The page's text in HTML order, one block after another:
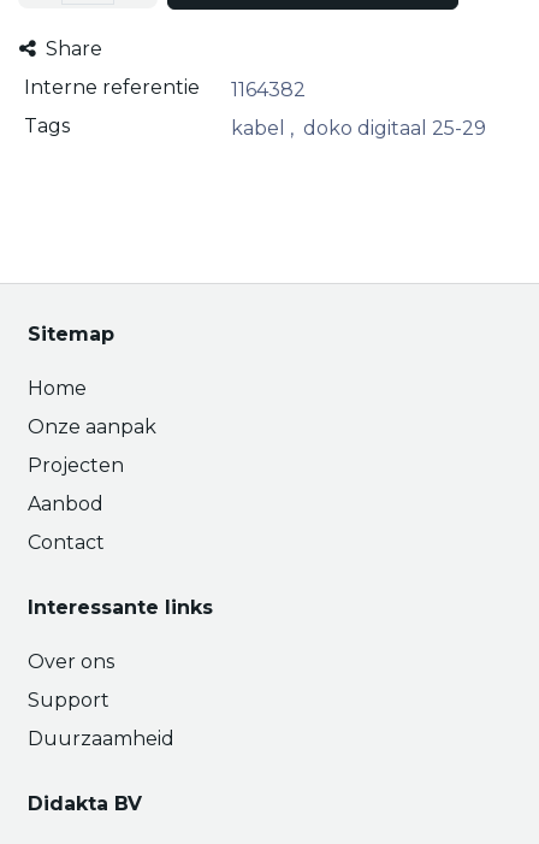
Share
Interne referentie
1164382
Tags
kabel , doko digitaal 25-29
Sitemap
Home
Onze aanpak
Projecten
Aanbod
Contact
Interessante links
Over ons
Support
Duurzaamheid
Didakta BV